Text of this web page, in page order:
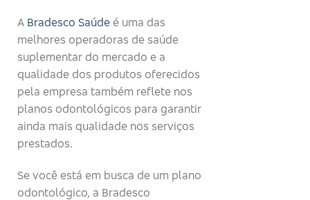
A Bradesco Saúde é uma das
melhores operadoras de saúde
suplementar do mercado e a
qualidade dos produtos oferecidos
pela empresa também reflete nos
planos odontológicos para garantir
ainda mais qualidade nos serviços
prestados.
Se você está em busca de um plano
odontológico, a Bradesco